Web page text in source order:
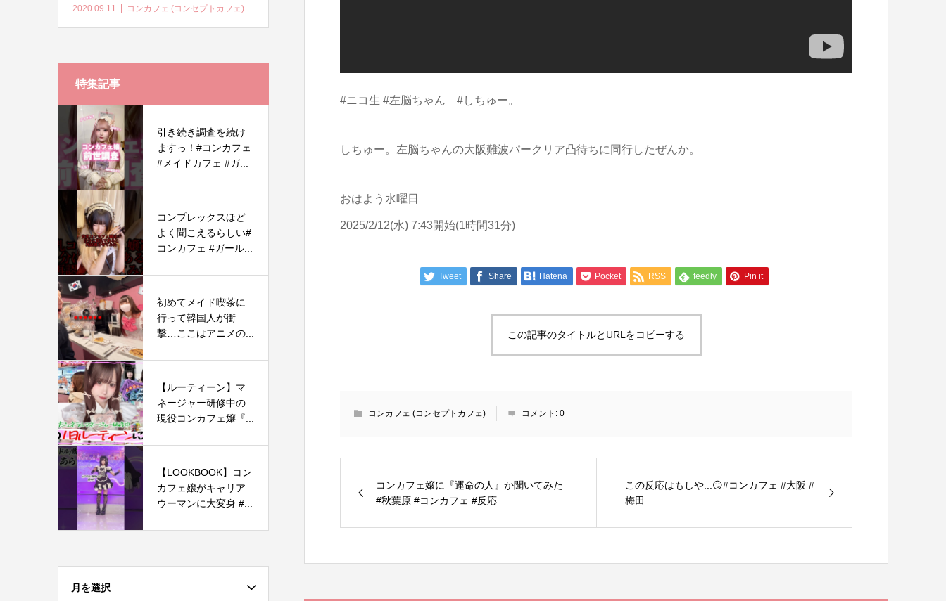
#ニコ生 #左脳ちゃん #しちゅー。
しちゅー。左脳ちゃんの大阪難波パークリア凸待ちに同行したぜんか。
おはよう水曜日
2025/2/12(水) 7:43開始(1時間31分)
Tweet Share Hatena Pocket RSS feedly Pin it
この記事のタイトルとURLをコピーする
コンカフェ (コンセプトカフェ) コメント: 0
コンカフェ嬢に『運命の人』か聞いてみた
#秋葉原 #コンカフェ #反応
この反応はもしや...😏#コンカフェ #大阪 #
梅田
2020.09.11 コンカフェ (コンセプトカフェ)
特集記事
引き続き調査を続け
ますっ！#コンカフェ
#メイドカフェ #ガ...
コンプレックスほど
よく聞こえるらしい#
コンカフェ #ガール...
初めてメイド喫茶に
行って韓国人が衝
撃…ここはアニメの...
【ルーティーン】マ
ネージャー研修中の
現役コンカフェ嬢『...
【LOOKBOOK】コン
カフェ嬢がキャリア
ウーマンに大変身 #...
月を選択